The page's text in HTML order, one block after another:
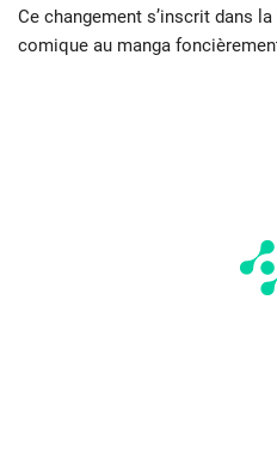
Ce changement s’inscrit dans
comique au manga